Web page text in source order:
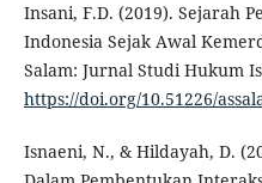
Insani, F.D. (2019). Sejarah
Indonesia Sejak Awal
Salam: Jurnal Studi Hukum
https://doi.org/10.51226/
Isnaeni, N., & Hildayah, D.